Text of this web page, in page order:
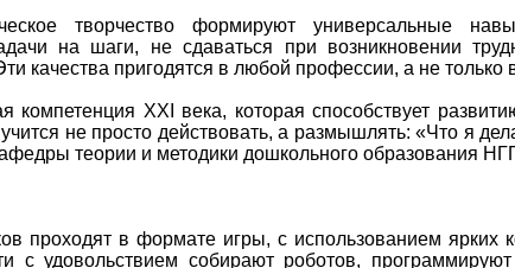
творчество формируют универсальные
на шаги, не сдаваться при возникновении
качества пригодятся в любой профессии, а не только
компетенция XXI века, которая способствует
не просто действовать, а размышлять: «Что я
теории и методики дошкольного образования
проходят в формате игры, с использованием ярких
с удовольствием собирают роботов,